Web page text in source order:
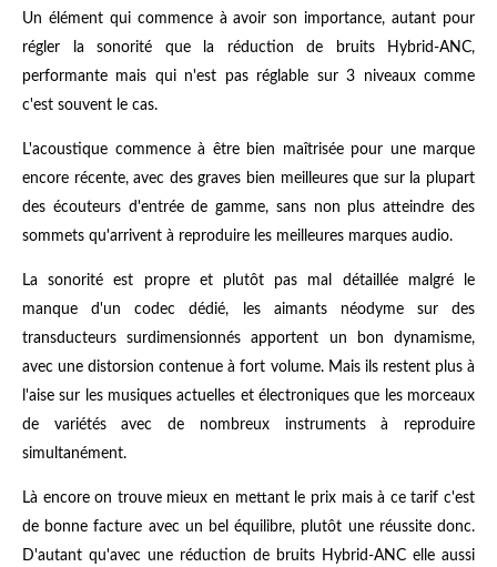
Un élément qui commence à avoir son importance, autant pour
régler la sonorité que la réduction de bruits Hybrid-ANC,
performante mais qui n'est pas réglable sur 3 niveaux comme
c'est souvent le cas.
L'acoustique commence à être bien maîtrisée pour une marque
encore récente, avec des graves bien meilleures que sur la plupart
des écouteurs d'entrée de gamme, sans non plus atteindre des
sommets qu'arrivent à reproduire les meilleures marques audio.
La sonorité est propre et plutôt pas mal détaillée malgré le
manque d'un codec dédié, les aimants néodyme sur des
transducteurs surdimensionnés apportent un bon dynamisme,
avec une distorsion contenue à fort volume. Mais ils restent plus à
l'aise sur les musiques actuelles et électroniques que les morceaux
de variétés avec de nombreux instruments à reproduire
simultanément.
Là encore on trouve mieux en mettant le prix mais à ce tarif c'est
de bonne facture avec un bel équilibre, plutôt une réussite donc.
D'autant qu'avec une réduction de bruits Hybrid-ANC elle aussi